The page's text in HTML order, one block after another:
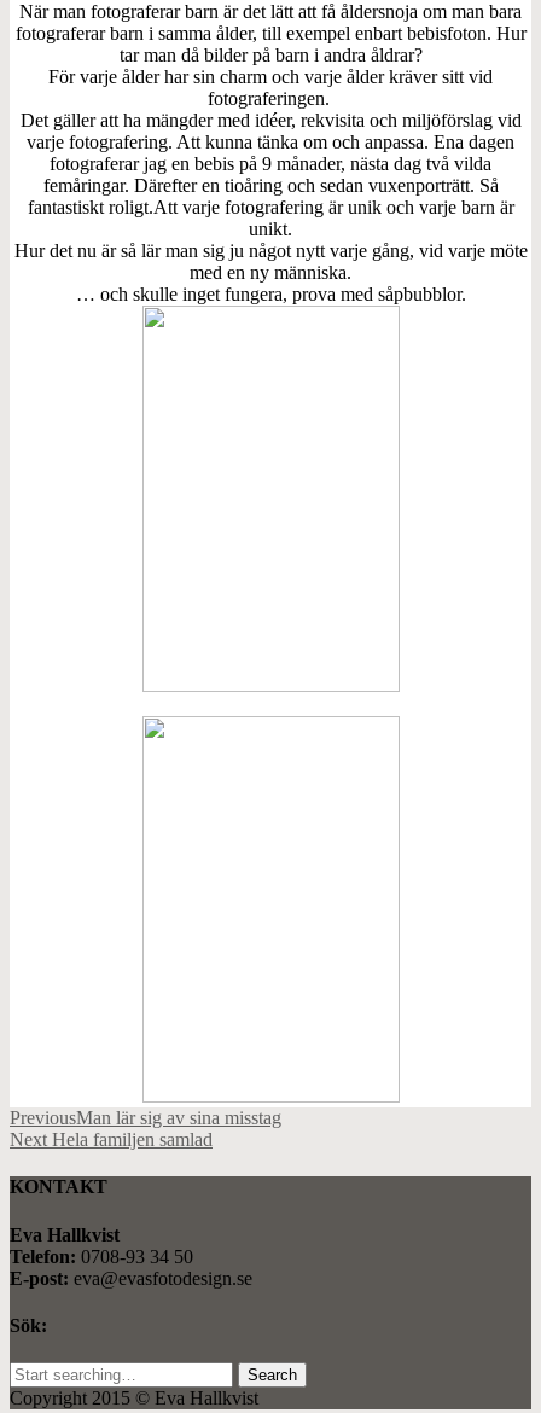
När man fotograferar barn är det lätt att få åldersnoja om man bara
fotograferar barn i samma ålder, till exempel enbart bebisfoton. Hur
tar man då bilder på barn i andra åldrar?
För varje ålder har sin charm och varje ålder kräver sitt vid
fotograferingen.
Det gäller att ha mängder med idéer, rekvisita och miljöförslag vid
varje fotografering. Att kunna tänka om och anpassa. Ena dagen
fotograferar jag en bebis på 9 månader, nästa dag två vilda
femåringar. Därefter en tioåring och sedan vuxenporträtt. Så
fantastiskt roligt.Att varje fotografering är unik och varje barn är
unikt.
Hur det nu är så lär man sig ju något nytt varje gång, vid varje möte
med en ny människa.
… och skulle inget fungera, prova med såpbubblor.
PreviousMan lär sig av sina misstag
Next Hela familjen samlad
KONTAKT
Eva Hallkvist
Telefon: 0708-93 34 50
E-post: eva@evasfotodesign.se
Sök:
Search
for:
Copyright 2015 © Eva Hallkvist